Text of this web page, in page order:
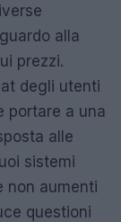
alla
prezzi.
degli utenti
portare a una
alle
sistemi
non aumenti
questioni